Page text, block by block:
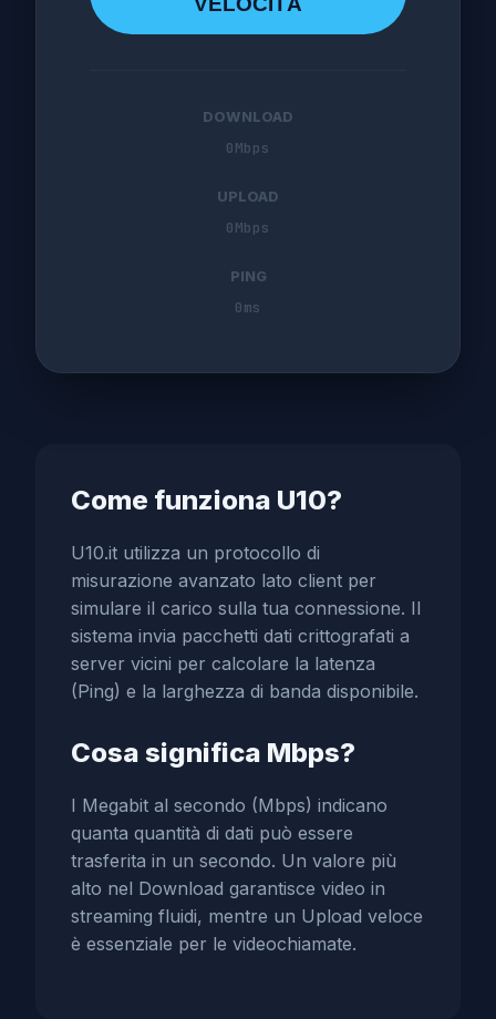
DOWNLOAD
0Mbps
UPLOAD
0Mbps
PING
0ms
Come funziona U10?
U10.it utilizza un protocollo di
misurazione avanzato lato client per
simulare il carico sulla tua connessione. Il
sistema invia pacchetti dati crittografati a
server vicini per calcolare la latenza
(Ping) e la larghezza di banda disponibile.
Cosa significa Mbps?
I Megabit al secondo (Mbps) indicano
quanta quantità di dati può essere
trasferita in un secondo. Un valore più
alto nel Download garantisce video in
streaming fluidi, mentre un Upload veloce
è essenziale per le videochiamate.